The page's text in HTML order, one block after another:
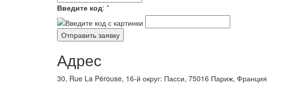
Введите код: *
Адрес
30, Rue La Pérouse, 16-й округ: Пасси, 75016 Париж, Франция